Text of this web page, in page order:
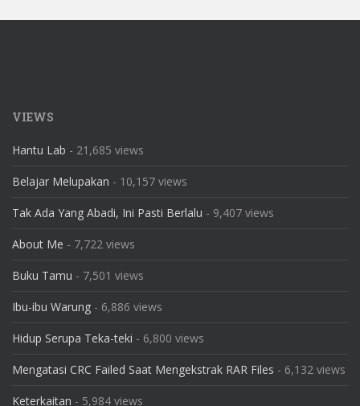
VIEWS
Hantu Lab - 21,685 views
Belajar Melupakan - 10,157 views
Tak Ada Yang Abadi, Ini Pasti Berlalu - 9,407 views
About Me - 7,722 views
Buku Tamu - 7,501 views
Ibu-ibu Warung - 6,886 views
Hidup Serupa Teka-teki - 6,800 views
Mengatasi CRC Failed Saat Mengekstrak RAR Files - 6,132 views
Keterkaitan - 5,984 views